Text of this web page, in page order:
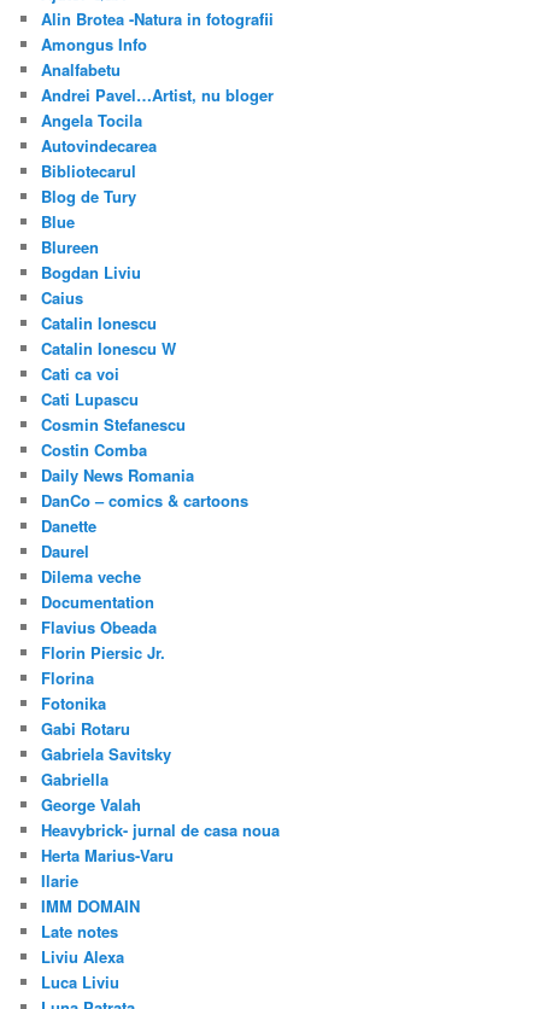
Alin Brotea -Natura in fotografii
Amongus Info
Analfabetu
Andrei Pavel…Artist, nu bloger
Angela Tocila
Autovindecarea
Bibliotecarul
Blog de Tury
Blue
Blureen
Bogdan Liviu
Caius
Catalin Ionescu
Catalin Ionescu W
Cati ca voi
Cati Lupascu
Cosmin Stefanescu
Costin Comba
Daily News Romania
DanCo – comics & cartoons
Danette
Daurel
Dilema veche
Documentation
Flavius Obeada
Florin Piersic Jr.
Florina
Fotonika
Gabi Rotaru
Gabriela Savitsky
Gabriella
George Valah
Heavybrick- jurnal de casa noua
Herta Marius-Varu
Ilarie
IMM DOMAIN
Late notes
Liviu Alexa
Luca Liviu